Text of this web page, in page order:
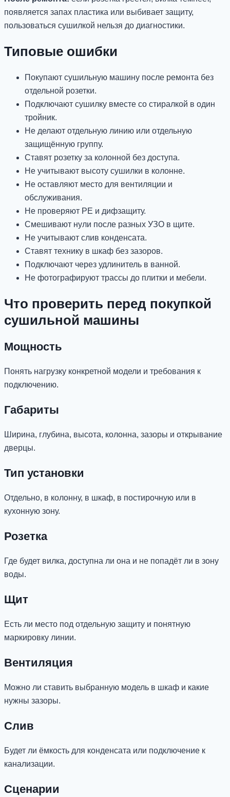
появляется запах пластика или выбивает защиту,
пользоваться сушилкой нельзя до диагностики.
Типовые ошибки
Покупают сушильную машину после ремонта без
отдельной розетки.
Подключают сушилку вместе со стиралкой в один
тройник.
Не делают отдельную линию или отдельную
защищённую группу.
Ставят розетку за колонной без доступа.
Не учитывают высоту сушилки в колонне.
Не оставляют место для вентиляции и
обслуживания.
Не проверяют PE и дифзащиту.
Смешивают нули после разных УЗО в щите.
Не учитывают слив конденсата.
Ставят технику в шкаф без зазоров.
Подключают через удлинитель в ванной.
Не фотографируют трассы до плитки и мебели.
Что проверить перед покупкой
сушильной машины
Мощность
Понять нагрузку конкретной модели и требования к
подключению.
Габариты
Ширина, глубина, высота, колонна, зазоры и открывание
дверцы.
Тип установки
Отдельно, в колонну, в шкаф, в постирочную или в
кухонную зону.
Розетка
Где будет вилка, доступна ли она и не попадёт ли в зону
воды.
Щит
Есть ли место под отдельную защиту и понятную
маркировку линии.
Вентиляция
Можно ли ставить выбранную модель в шкаф и какие
нужны зазоры.
Слив
Будет ли ёмкость для конденсата или подключение к
канализации.
Сценарии